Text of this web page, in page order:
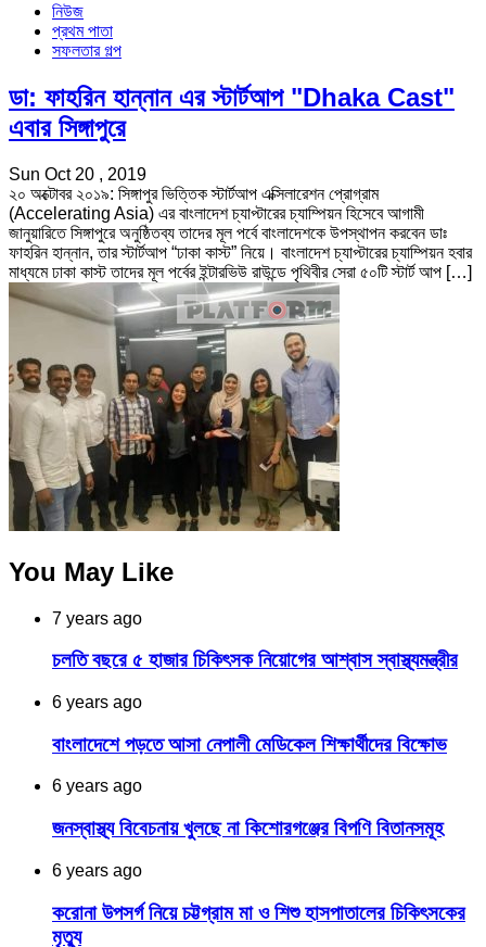
নিউজ
প্রথম পাতা
সফলতার গল্প
ডা: ফাহরিন হান্নান এর স্টার্টআপ "Dhaka Cast"
এবার সিঙ্গাপুরে
Sun Oct 20 , 2019
২০ অক্টোবর ২০১৯: সিঙ্গাপুর ভিত্তিক স্টার্টআপ এক্সিলারেশন প্রোগ্রাম
(Accelerating Asia) এর বাংলাদেশ চ্যাপ্টারের চ্যাম্পিয়ন হিসেবে আগামী
জানুয়ারিতে সিঙ্গাপুরে অনুষ্ঠিতব্য তাদের মূল পর্বে বাংলাদেশকে উপস্থাপন করবেন ডাঃ
ফাহরিন হান্নান, তার স্টার্টআপ “ঢাকা কাস্ট” নিয়ে। বাংলাদেশ চ্যাপ্টারের চ্যাম্পিয়ন হবার
মাধ্যমে ঢাকা কাস্ট তাদের মূল পর্বের ইন্টারভিউ রাউন্ডে পৃথিবীর সেরা ৫০টি স্টার্ট আপ […]
You May Like
7 years ago
চলতি বছরে ৫ হাজার চিকিৎসক নিয়োগের আশ্বাস স্বাস্থ্যমন্ত্রীর
6 years ago
বাংলাদেশে পড়তে আসা নেপালী মেডিকেল শিক্ষার্থীদের বিক্ষোভ
6 years ago
জনস্বাস্থ্য বিবেচনায় খুলছে না কিশোরগঞ্জের বিপণি বিতানসমূহ
6 years ago
করোনা উপসর্গ নিয়ে চট্টগ্রাম মা ও শিশু হাসপাতালের চিকিৎসকের
মৃত্যু